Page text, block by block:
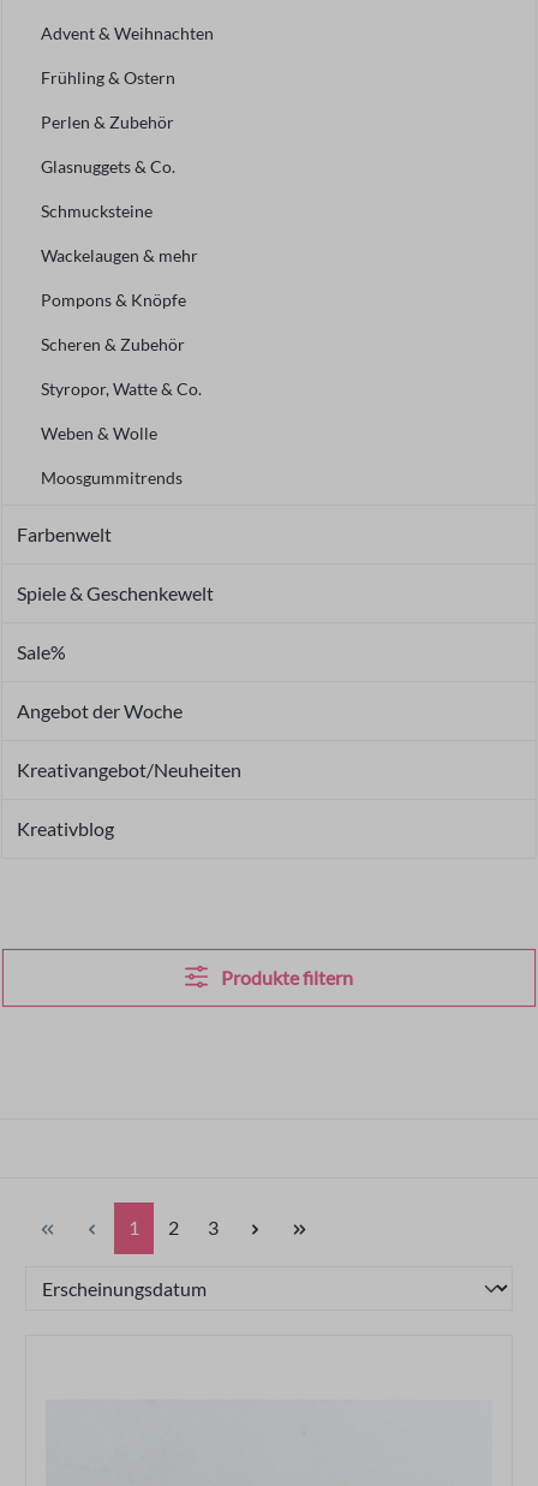
Advent & Weihnachten
Frühling & Ostern
Perlen & Zubehör
Glasnuggets & Co.
Schmucksteine
Wackelaugen & mehr
Pompons & Knöpfe
Scheren & Zubehör
Styropor, Watte & Co.
Weben & Wolle
Moosgummitrends
Farbenwelt
Spiele & Geschenkewelt
Sale%
Angebot der Woche
Kreativangebot/Neuheiten
Kreativblog
Produkte filtern
Seite
1 Seite
2 Seite
3